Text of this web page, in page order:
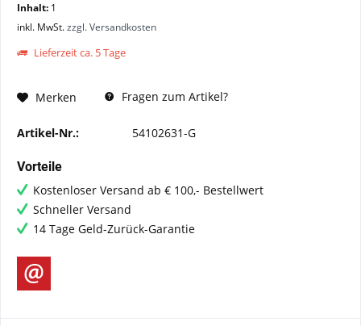
Inhalt: 1
inkl. MwSt.zzgl. Versandkosten
Lieferzeit ca. 5 Tage
Merken Fragen zum Artikel?
Artikel-Nr.: 54102631-G
Vorteile
Kostenloser Versand ab € 100,- Bestellwert
Schneller Versand
14 Tage Geld-Zurück-Garantie